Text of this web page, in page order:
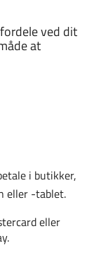
ved dit
at
i butikker,
eller -tablet.
eller